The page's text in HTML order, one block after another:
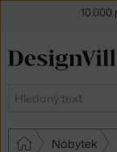
Hledat
Nábytek